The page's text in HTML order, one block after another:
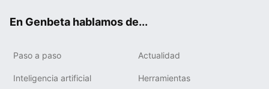
En Genbeta hablamos de...
Paso a paso Actualidad
Inteligencia artificial Herramientas